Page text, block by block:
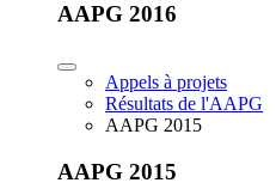
AAPG 2016
Appels à projets
Résultats de l'AAPG
AAPG 2015
AAPG 2015